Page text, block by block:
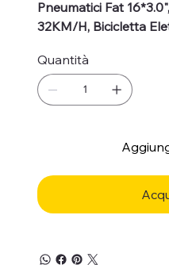
Pneumatici Fat
32KM/H, Bicicletta
Quantità